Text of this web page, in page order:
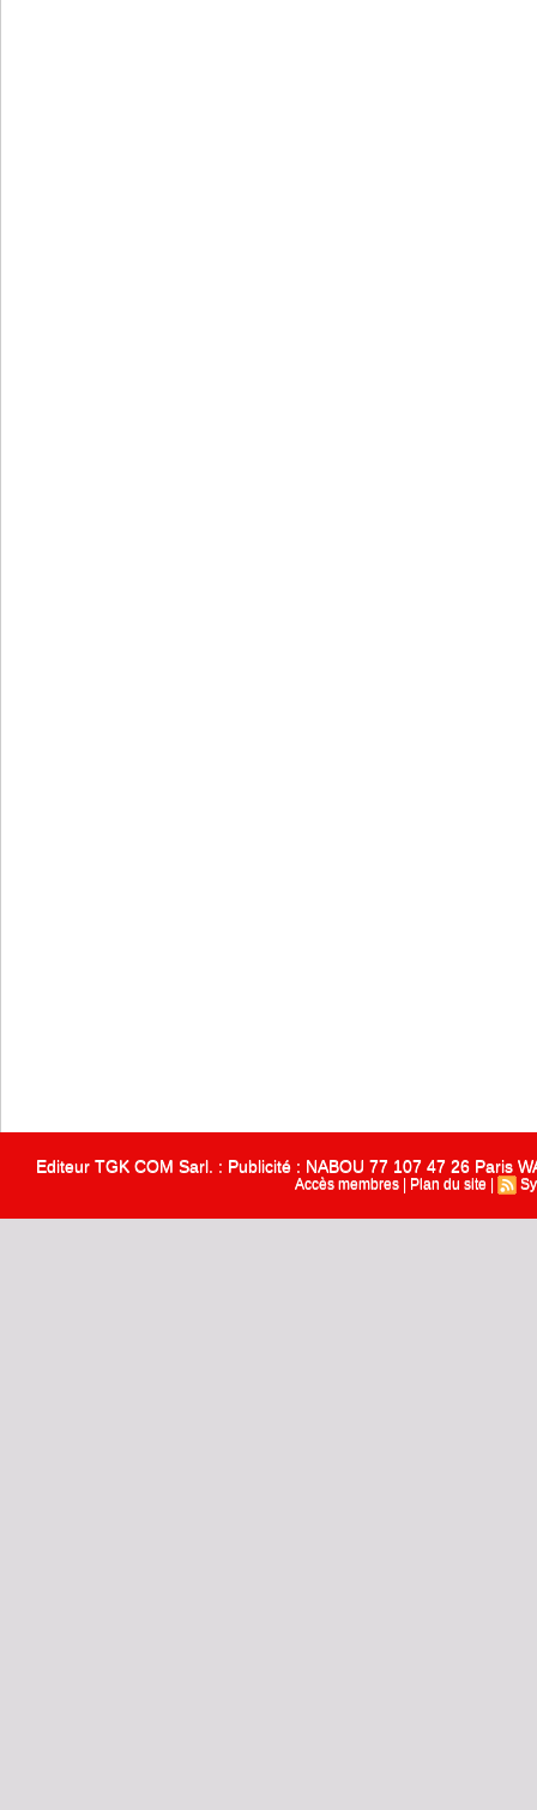
Editeur TGK COM Sarl. : Publicité : NABOU 77 107 47 26 Paris
Accès membres Plan du site